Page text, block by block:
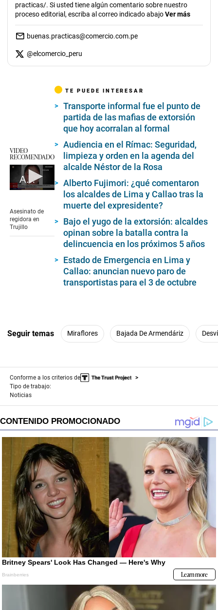
practicas/. Si usted tiene algún comentario sobre nuestro
proceso editorial, escriba al correo indicado abajoVer más
buenas.practicas@comercio.com.pe
@elcomercio_peru
VIDEO
RECOMENDADO
Asesinato de regidora en Trujillo
of
2
minutes,
Asesinato de
regidora en
Trujillo
TE PUEDE INTERESAR
Transporte informal fue el punto de
partida de las mafias de extorsión
que hoy acorralan al formal
Audiencia en el Rímac: Seguridad,
limpieza y orden en la agenda del
alcalde Néstor de la Rosa
Alberto Fujimori: ¿qué comentaron
los alcaldes de Lima y Callao tras la
muerte del expresidente?
Bajo el yugo de la extorsión: alcaldes
opinan sobre la batalla contra la
delincuencia en los próximos 5 años
Estado de Emergencia en Lima y
Callao: anuncian nuevo paro de
transportistas para el 3 de octubre
Seguir temas Miraflores Bajada De Armendáriz
Conforme a los criterios de
Tipo de trabajo:
Noticias